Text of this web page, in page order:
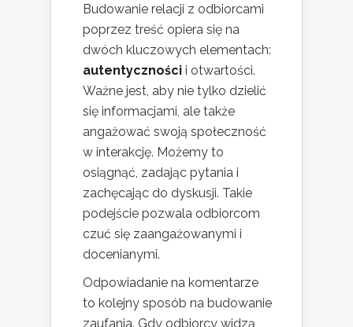
Budowanie relacji z odbiorcami
poprzez treść opiera się na
dwóch kluczowych elementach:
autentyczności i otwartości.
Ważne jest, aby nie tylko dzielić
się informacjami, ale także
angażować swoją społeczność
w interakcję. Możemy to
osiągnąć, zadając pytania i
zachęcając do dyskusji. Takie
podejście pozwala odbiorcom
czuć się zaangażowanymi i
docenianymi.
Odpowiadanie na komentarze
to kolejny sposób na budowanie
zaufania. Gdy odbiorcy widzą,